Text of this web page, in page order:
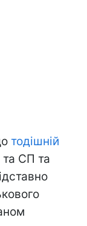
тодішній
та СП та